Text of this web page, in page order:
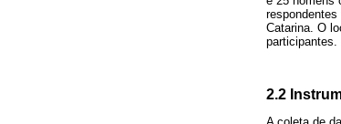
Catarina. O
participantes.
2.2